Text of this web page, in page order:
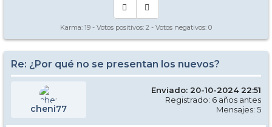
Karma: 19 - Votos positivos: 2 - Votos negativos: 0
Re: ¿Por qué no se presentan los nuevos?
cheni77
Enviado: 20-10-2024 22:51
Registrado: 6 años antes
Mensajes: 5